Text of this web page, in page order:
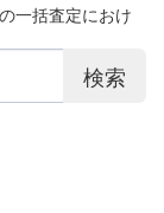
一括査定におけ
検索